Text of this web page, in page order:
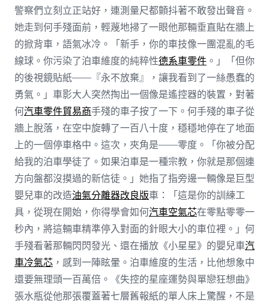
警察們立刻立正站好，連測量尺都顫抖著不敢發出聲音。
她走到何手殘面前，輕蔑地掃了一眼他那輛垂直貼在牆上
的掀背車，語氣冰冷。「新手，你的車技像一團混亂的毛
線球。你污染了泊車維度的純粹性德系車零件。」「但你
的後視鏡貼紙——『永不放棄』，讓我看到了一絲愚蠢的
勇氣。」車影大人突然掏出一個像是遙控器的裝置，對著
何汽車零件貿易商手殘的車子按了一下。何手殘的車子從
牆上脫落，在空中旋轉了一百八十度，穩穩地停在了地面
上的一個停車格中。這次，夾角是——零度。「你被分配
給我的泊車學徒了。如果泊車是一種宗教，你就是那個連
方向盤都沒摸過的新信徒。」她指了指旁邊一輛像是巨型
嬰兒車的改造油氣分離器改良版車：「這是你的訓練工
具，從現在開始，你得學會如何汽車空氣芯在零點零零一
秒內，將這輛車精準停入對面的針眼大小的車位裡。」何
手殘看著那輛閃閃發光、還在播放《小星星》的嬰兒車汽
車冷氣芯，感到一陣眩暈。泊車維度的生活，比他想象中
還要無理頭一百萬倍。《失控的星座運勢與單戀狂想曲》
張水瓶從他那張覆蓋著七層舊報紙的單人床上驚醒，不是